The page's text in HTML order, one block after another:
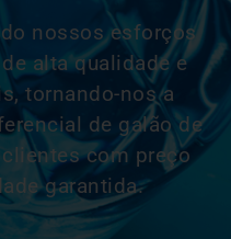
nossos esforços
alta qualidade e
tornando-nos a
de galão de
com preço
garantida.